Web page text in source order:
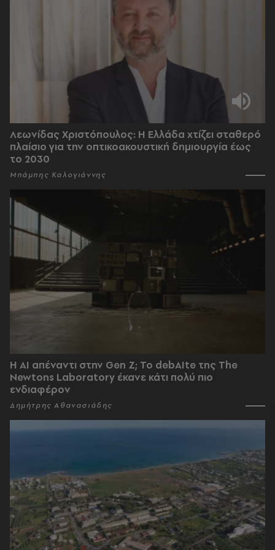
Λεωνίδας Χριστόπουλος: Η Ελλάδα χτίζει σταθερό
πλαίσιο για την οπτικοακουστική δημιουργία έως
το 2030
Μπάμπης Καλογιάννης
Η AI απέναντι στην Gen Z; Το debAIte της The
Newtons Laboratory έκανε κάτι πολύ πιο
ενδιαφέρον
Δημήτρης Αθανασιάδης